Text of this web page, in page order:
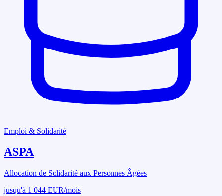
Emploi & Solidarité
ASPA
Allocation de Solidarité aux Personnes Âgées
jusqu'à 1 044 EUR/mois